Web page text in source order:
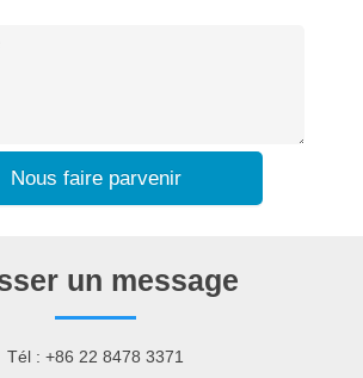
Nous faire parvenir
un message
Tél : +86 22 8478 3371